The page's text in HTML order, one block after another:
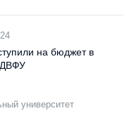
на бюджет в
ДВФУ
университет